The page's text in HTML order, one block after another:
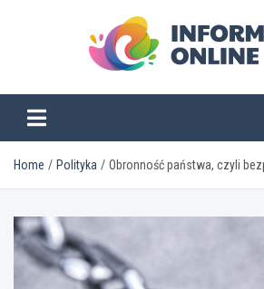
Home Polityka Obronność państwa, czyli